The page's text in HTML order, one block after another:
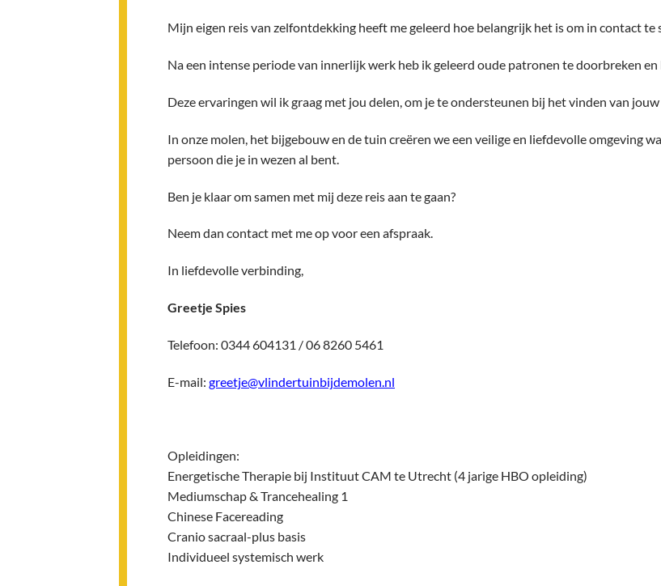
Mijn eigen reis van zelfontdekking heeft me geleerd hoe belangrijk het is om in contact te
Na een intense periode van innerlijk werk heb ik geleerd oude patronen te doorbreken en
Deze ervaringen wil ik graag met jou delen, om je te ondersteunen bij het vinden van
In onze molen, het bijgebouw en de tuin creëren we een veilige en liefdevolle omgeving
persoon die je in wezen al bent.
Ben je klaar om samen met mij deze reis aan te gaan?
Neem dan contact met me op voor een afspraak.
In liefdevolle verbinding,
Greetje Spies
Telefoon: 0344 604131 / 06 8260 5461
E-mail: greetje@vlindertuinbijdemolen.nl
Opleidingen:
Energetische Therapie bij Instituut CAM te Utrecht (4 jarige HBO opleiding)
Mediumschap & Trancehealing 1
Chinese Facereading
Cranio sacraal-plus basis
Individueel systemisch werk